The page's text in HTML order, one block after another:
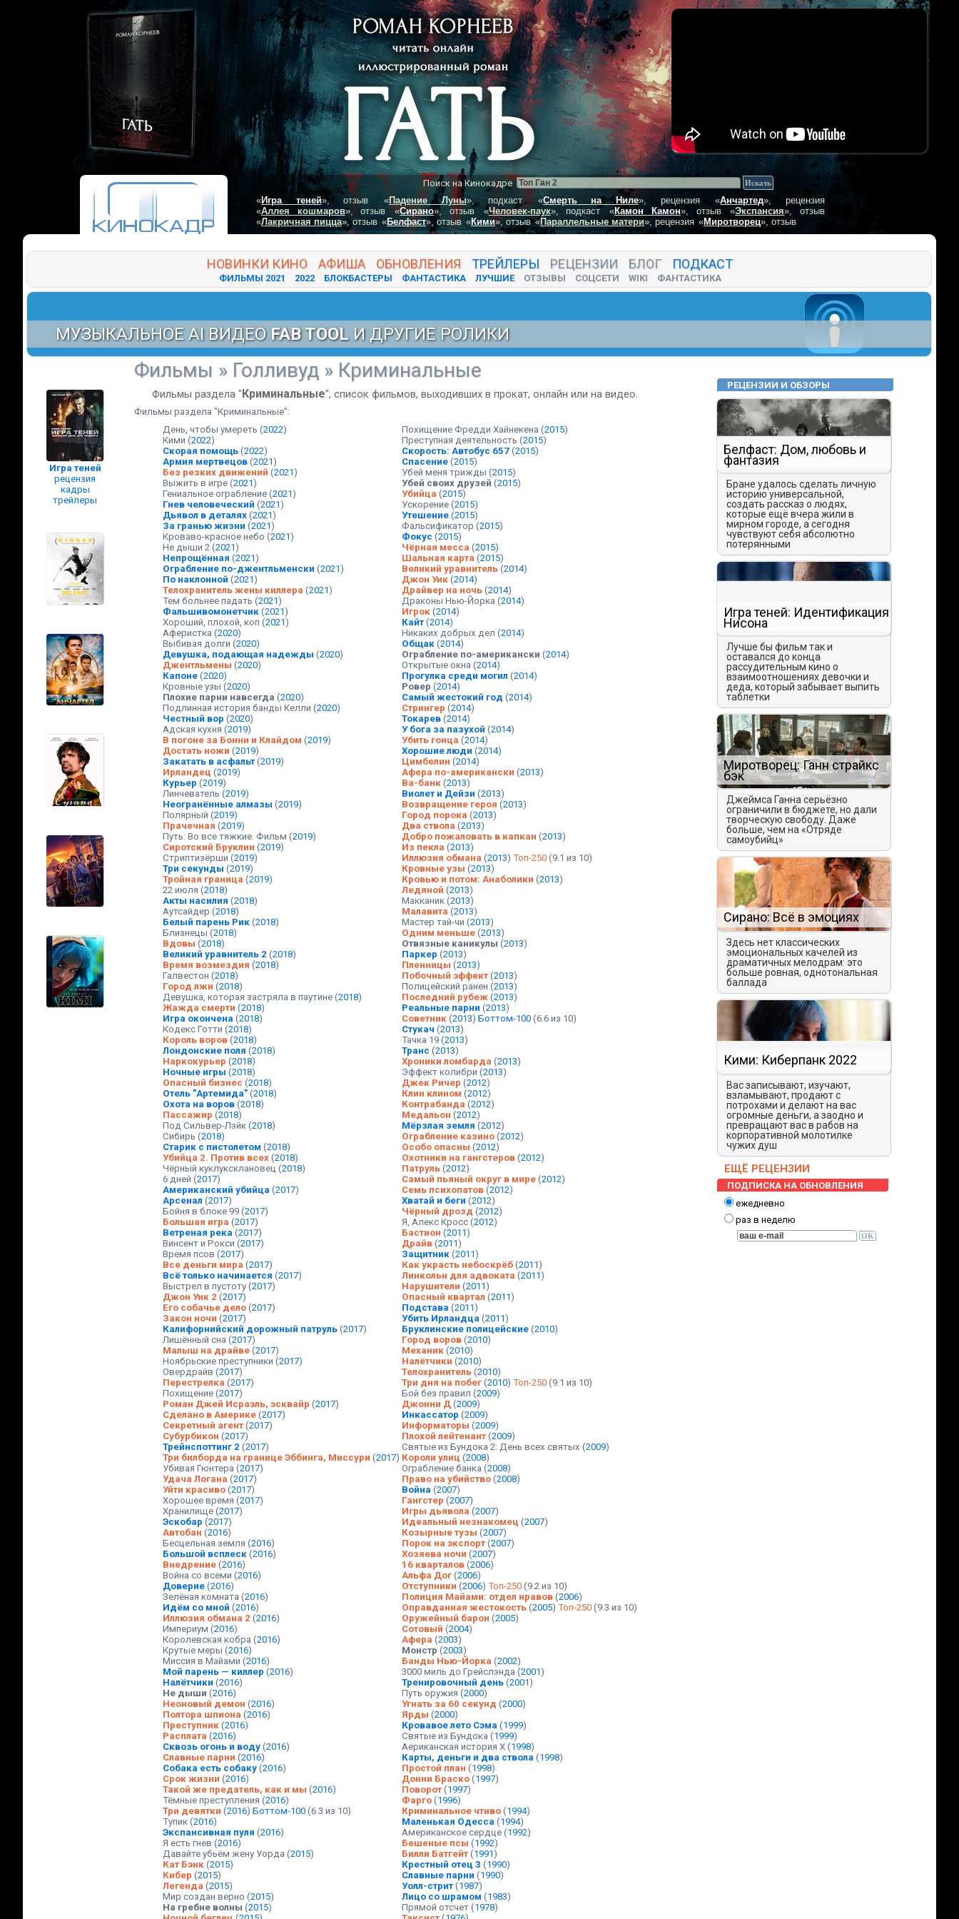
Поиск на Кинокадре
«Игра теней», отзыв «Падение Луны», подкаст «Смерть на Ниле», рецензия «Анчартед», рецензия
«Аллея кошмаров», отзыв «Сирано», отзыв «Человек-паук», подкаст «Камон Камон», отзыв «Экспансия», отзыв
«Лакричная пицца», отзыв «Белфаст», отзыв «Кими», отзыв «Параллельные матери», рецензия «Миротворец», отзыв
НОВИНКИ КИНО АФИША ОБНОВЛЕНИЯ ТРЕЙЛЕРЫ РЕЦЕНЗИИ БЛОГ ПОДКАСТ
ФИЛЬМЫ 2021 2022 БЛОКБАСТЕРЫ ФАНТАСТИКА ЛУЧШИЕ ОТЗЫВЫ СОЦСЕТИ WIKI ФАНТАСТИКА
МУЗЫКАЛЬНОЕ AI ВИДЕО FAB TOOL И ДРУГИЕ РОЛИКИ
Фильмы » Голливуд » Криминальные
Фильмы раздела "Криминальные", список фильмов, выходивших в прокат, онлайн или на видео.
Фильмы раздела "Криминальные":
День, чтобы умереть (2022)
Кими (2022)
Скорая помощь(2022)
Армия мертвецов(2021)
Без резких движений (2021)
Выжить в игре(2021)
Гениальное ограбление(2021)
Гнев человеческий (2021)
Дьявол в деталях(2021)
За гранью жизни (2021)
Кроваво-красное небо (2021)
Не дыши 2(2021)
Непрощённая (2021)
Ограбление по-джентльменски (2021)
По наклонной (2021)
Телохранитель жены киллера (2021)
Тем больнее падать (2021)
Фальшивомонетчик(2021)
Хороший, плохой, коп (2021)
Аферистка (2020)
Выбивая долги (2020)
Девушка, подающая надежды (2020)
Джентльмены (2020)
Капоне(2020)
Кровные узы (2020)
Плохие парни навсегда (2020)
Подлинная история банды Келли (2020)
Честный вор (2020)
Адская кухня (2019)
В погоне за Бонни и Клайдом (2019)
Достать ножи (2019)
Закатать в асфальт(2019)
Ирландец (2019)
Курьер (2019)
Линчеватель (2019)
Неогранённые алмазы (2019)
Полярный (2019)
Прачечная (2019)
Путь: Во все тяжкие. Фильм (2019)
Сиротский Бруклин (2019)
Стриптизёрши (2019)
Три секунды (2019)
Тройная граница (2019)
22 июля (2018)
Акты насилия (2018)
Аутсайдер (2018)
Белый парень Рик(2018)
Близнецы (2018)
Вдовы (2018)
Великий уравнитель 2 (2018)
Время возмездия (2018)
Галвестон (2018)
Город лжи (2018)
Девушка, которая застряла в паутине(2018)
Жажда смерти (2018)
Игра окончена (2018)
Кодекс Готти (2018)
Король воров(2018)
Лондонские поля (2018)
Наркокурьер (2018)
Ночные игры (2018)
Опасный бизнес (2018)
Отель "Артемида"(2018)
Охота на воров(2018)
Пассажир (2018)
Под Сильвер-Лэйк(2018)
Сибирь (2018)
Старик с пистолетом (2018)
Убийца 2. Против всех(2018)
Чёрный куклуксклановец (2018)
6 дней (2017)
Американский убийца (2017)
Арсенал (2017)
Бойня в блоке 99(2017)
Большая игра (2017)
Ветреная река (2017)
Винсент и Рокси (2017)
Время псов (2017)
Все деньги мира (2017)
Всё только начинается (2017)
Выстрел в пустоту(2017)
Джон Уик 2 (2017)
Его собачье дело(2017)
Закон ночи (2017)
Калифорнийский дорожный патруль(2017)
Лишённый сна (2017)
Малыш на драйве(2017)
Ноябрьские преступники (2017)
Овердрайв (2017)
Перестрелка (2017)
Похищение(2017)
Роман Джей Исраэль, эсквайр (2017)
Сделано в Америке(2017)
Секретный агент(2017)
Субурбикон (2017)
Трейнспоттинг 2 (2017)
Три билборда на границе Эббинга, Миссури (2017)
Убивая Гюнтера (2017)
Удача Логана (2017)
Уйти красиво(2017)
Хорошее время (2017)
Хранилище(2017)
Эскобар (2017)
Автобан (2016)
Бесцельная земля (2016)
Большой всплеск(2016)
Внедрение(2016)
Война со всеми (2016)
Доверие(2016)
Зелёная комната (2016)
Идём со мной (2016)
Иллюзия обмана 2 (2016)
Империум (2016)
Королевская кобра (2016)
Крутые меры (2016)
Миссия в Майами (2016)
Мой парень — киллер (2016)
Налётчики (2016)
Не дыши (2016)
Неоновый демон (2016)
Полтора шпиона (2016)
Преступник(2016)
Расплата (2016)
Сквозь огонь и воду(2016)
Славные парни (2016)
Собака есть собаку(2016)
Срок жизни (2016)
Такой же предатель, как и мы (2016)
Тёмные преступления (2016)
Три девятки (2016) Боттом-100(6.3 из 10)
Тупик(2016)
Экспансивная пуля (2016)
Я есть гнев (2016)
Давайте убьём жену Уорда (2015)
Кат Бэнк(2015)
Кибер (2015)
Легенда (2015)
Мир создан верно (2015)
На гребне волны (2015)
Похищение Фредди Хайнекена (2015)
Преступная деятельность (2015)
Скорость: Автобус 657(2015)
Спасение(2015)
Убей меня трижды (2015)
Убей своих друзей (2015)
Убийца (2015)
Ускорение(2015)
Утешение(2015)
Фальсификатор (2015)
Фокус (2015)
Чёрная месса (2015)
Шальная карта (2015)
Великий уравнитель(2014)
Джон Уик(2014)
Драйвер на ночь(2014)
Драконы Нью-Йорка (2014)
Игрок(2014)
Кайт(2014)
Никаких добрых дел (2014)
Общак(2014)
Ограбление по-американски (2014)
Открытые окна (2014)
Прогулка среди могил (2014)
Ровер (2014)
Самый жестокий год (2014)
Стрингер (2014)
Токарев(2014)
У бога за пазухой (2014)
Убить гонца (2014)
Хорошие люди (2014)
Цимбелин (2014)
Афера по-американски (2013)
Ва-банк(2013)
Виолет и Дейзи (2013)
Возвращение героя (2013)
Город порока (2013)
Два ствола (2013)
Добро пожаловать в капкан (2013)
Из пекла (2013)
Иллюзия обмана (2013) Топ-250(9.1 из 10)
Кровные узы (2013)
Кровью и потом: Анаболики (2013)
Ледяной (2013)
Макканик(2013)
Малавита (2013)
Мастер тай-чи (2013)
Одним меньше(2013)
Отвязные каникулы (2013)
Паркер (2013)
Пленницы (2013)
Побочный эффект(2013)
Полицейский ранен (2013)
Последний рубеж(2013)
Реальные парни (2013)
Советник(2013) Боттом-100(6.6 из 10)
Стукач (2013)
Тачка 19(2013)
Транс (2013)
Хроники ломбарда (2013)
Эффект колибри (2013)
Джек Ричер (2012)
Клин клином (2012)
Контрабанда (2012)
Медальон (2012)
Мёрзлая земля (2012)
Ограбление казино(2012)
Особо опасны (2012)
Охотники на гангстеров(2012)
Патруль(2012)
Самый пьяный округ в мире(2012)
Семь психопатов(2012)
Хватай и беги (2012)
Чёрный дрозд (2012)
Я, Алекс Кросс(2012)
Бастион (2011)
Драйв(2011)
Защитник(2011)
Как украсть небоскрёб(2011)
Линкольн для адвоката (2011)
Нарушители (2011)
Опасный квартал (2011)
Подстава (2011)
Убить Ирландца (2011)
Бруклинские полицейские(2010)
Город воров(2010)
Механик(2010)
Налётчики (2010)
Телохранитель(2010)
Три дня на побег(2010) Топ-250(9.1 из 10)
Бой без правил (2009)
Джонни Д(2009)
Инкассатор (2009)
Информаторы (2009)
Плохой лейтенант(2009)
Святые из Бундока 2: День всех святых (2009)
Короли улиц (2008)
Ограбление банка (2008)
Право на убийство(2008)
Война (2007)
Гангстер (2007)
Игры дьявола (2007)
Идеальный незнакомец (2007)
Козырные тузы (2007)
Порок на экспорт(2007)
Хозяева ночи (2007)
16 кварталов(2006)
Альфа Дог(2006)
Отступники (2006) Топ-250(9.2 из 10)
Полиция Майами: отдел нравов(2006)
Оправданная жестокость(2005) Топ-250(9.3 из 10)
Оружейный барон (2005)
Сотовый (2004)
Афера (2003)
Монстр (2003)
Банды Нью-Йорка (2002)
3000 миль до Грейслэнда (2001)
Тренировочный день(2001)
Путь оружия (2000)
Угнать за 60 секунд (2000)
Ярды (2000)
Кровавое лето Сэма (1999)
Святые из Бундока (1999)
Аериканская история X(1998)
Карты, деньги и два ствола (1998)
Простой план (1998)
Донни Браско(1997)
Поворот(1997)
Фарго(1996)
Криминальное чтиво(1994)
Маленькая Одесса (1994)
Американское сердце(1992)
Бешеные псы (1992)
Билли Батгейт(1991)
Крестный отец 3 (1990)
Славные парни (1990)
Уолл-стрит(1987)
Лицо со шрамом (1983)
Прямой отсчет(1978)
РЕЦЕНЗИИ И ОБЗОРЫ
Белфаст: Дом, любовь и
фантазия
Бране удалось сделать личную
историю универсальной,
создать рассказ о людях,
которые ещё вчера жили в
мирном городе, а сегодня
чувствуют себя абсолютно
потерянными
Игра теней: Идентификация
Нисона
Лучше бы фильм так и
оставался до конца
рассудительным кино о
взаимоотношениях девочки и
деда, который забывает выпить
таблетки
Миротворец: Ганн страйкс
бэк
Джеймса Ганна серьёзно
ограничили в бюджете, но дали
творческую свободу. Даже
больше, чем на «Отряде
самоубийц»
Сирано: Всё в эмоциях
Здесь нет классических
эмоциональных качелей из
драматичных мелодрам: это
больше ровная, однотональная
баллада
Кими: Киберпанк 2022
Вас записывают, изучают,
взламывают, продают с
потрохами и делают на вас
огромные деньги, а заодно и
превращают вас в рабов на
корпоративной молотилке
чужих душ
ЕЩЁ РЕЦЕНЗИИ
ПОДПИСКА НА ОБНОВЛЕНИЯ
ежедневно
раз в неделю
Игра теней
рецензия
кадры
трейлеры